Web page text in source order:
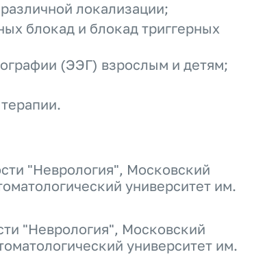
локализации;
блокад и блокад триггерных
(ЭЭГ) взрослым и детям;
"Неврология", Московский
университет им.
"Неврология", Московский
университет им.